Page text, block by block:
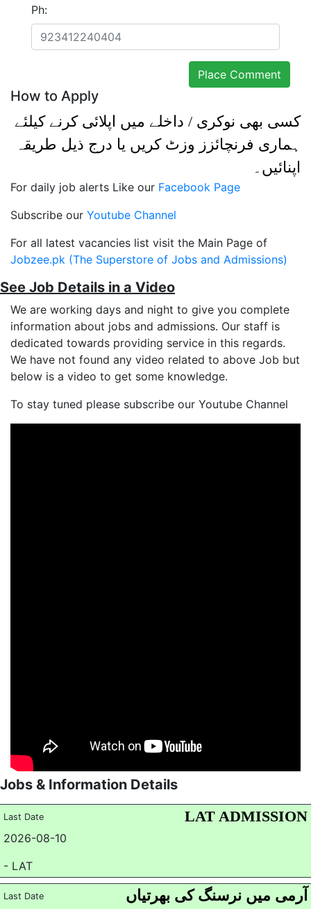
Ph:
How to Apply
کسی بھی نوکری / داخلے میں اپلائی کرنے کیلئے
ہماری فرنچائزز وزٹ کریں یا درج ذیل طریقہ
اپنائیں۔
For daily job alerts Like our Facebook Page
Subscribe our Youtube Channel
For all latest vacancies list visit the Main Page of
Jobzee.pk (The Superstore of Jobs and Admissions)
See Job Details in a Video
We are working days and night to give you complete
information about jobs and admissions. Our staff is
dedicated towards providing service in this regards.
We have not found any video related to above Job but
below is a video to get some knowledge.
To stay tuned please subscribe our Youtube Channel
Jobs & Information Details
Last Date
2026-08-10
LAT ADMISSION
- LAT
Last Date آرمی میں نرسنگ کی بھرتیاں